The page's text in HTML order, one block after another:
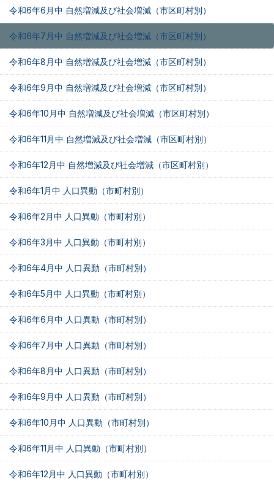
令和6年6月中 自然増減及び社会増減（市区町村別）
令和6年7月中 自然増減及び社会増減（市区町村別）
令和6年8月中 自然増減及び社会増減（市区町村別）
令和6年9月中 自然増減及び社会増減（市区町村別）
令和6年10月中 自然増減及び社会増減（市区町村別）
令和6年11月中 自然増減及び社会増減（市区町村別）
令和6年12月中 自然増減及び社会増減（市区町村別）
令和6年1月中 人口異動（市町村別）
令和6年2月中 人口異動（市町村別）
令和6年3月中 人口異動（市町村別）
令和6年4月中 人口異動（市町村別）
令和6年5月中 人口異動（市町村別）
令和6年6月中 人口異動（市町村別）
令和6年7月中 人口異動（市町村別）
令和6年8月中 人口異動（市町村別）
令和6年9月中 人口異動（市町村別）
令和6年10月中 人口異動（市町村別）
令和6年11月中 人口異動（市町村別）
令和6年12月中 人口異動（市町村別）